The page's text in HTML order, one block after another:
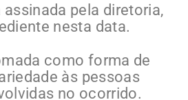
assinada pela diretoria,
nesta data.
como forma de
às pessoas
no ocorrido.